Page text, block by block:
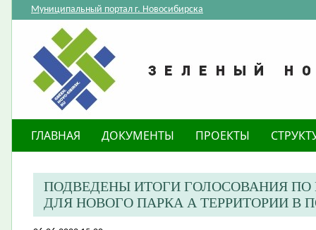
Муниципальный портал г. Новосибирска
ГЛАВНАЯ ДОКУМЕНТЫ ПРОЕКТЫ
ПОДВЕДЕНЫ ИТОГИ ГОЛОСОВАНИЯ
ДЛЯ НОВОГО ПАРКА А ТЕРРИТОРИИ В